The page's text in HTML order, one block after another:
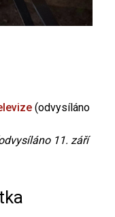
(odvysíláno
11. září